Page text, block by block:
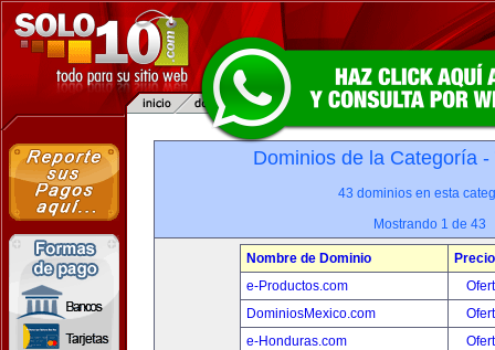
Dominios de la Categoría -
43 dominios en esta
Mostrando 1 de 43
Nombre de Dominio Precio
e-Productos.com
DominiosMexico.com
e-Honduras.com